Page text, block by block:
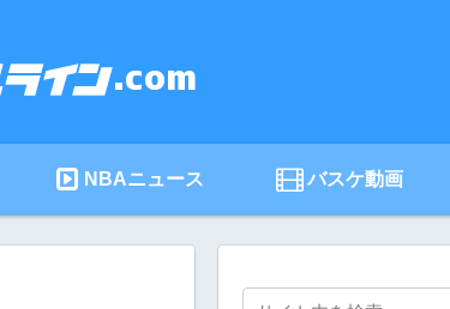
NBAニュース バスケ動画